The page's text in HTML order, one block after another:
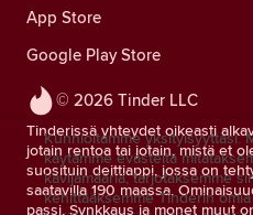
© 2026 Tinder LLC
Tinderissä yhteydet oikeasti
jotain rentoa tai jotain, mistä et
suosituin deittiappi, jossa on
saatavilla 190 maassa.
passi, Synkkaus ja monet muut
App Store
Google Play Store
Kunnioitamme yksityisyyttäsi.
käytämme evästeitä
kävijämääriä, tarjotaksemme
kehittääksemme Tinderin